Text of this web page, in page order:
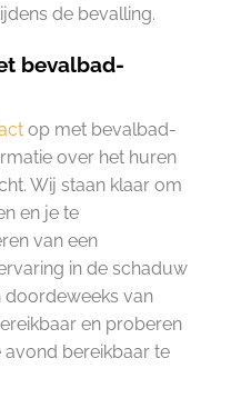
de bevalling.
bevalbad-
op met bevalbad-
over het huren
Wij staan klaar om
en je te
van een
in de schaduw
doordeweeks van
en proberen
avond bereikbaar te